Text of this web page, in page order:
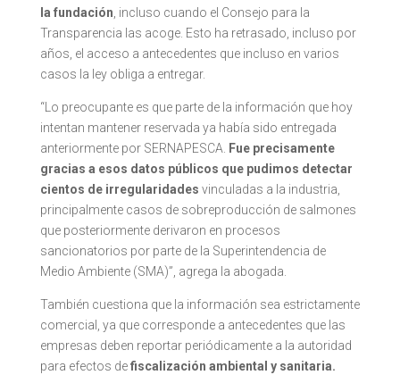
la fundación , incluso cuando el Consejo para la
Transparencia las acoge. Esto ha retrasado, incluso por
años, el acceso a antecedentes que incluso en varios
casos la ley obliga a entregar.
“Lo preocupante es que parte de la información que hoy
intentan mantener reservada ya había sido entregada
anteriormente por SERNAPESCA.
Fue precisamente
gracias a esos datos públicos que pudimos detectar
cientos de irregularidades vinculadas a la industria,
principalmente casos de sobreproducción de salmones
que posteriormente derivaron en procesos
sancionatorios por parte de la Superintendencia de
Medio Ambiente (SMA)”, agrega la abogada.
También cuestiona que la información sea estrictamente
comercial, ya que corresponde a antecedentes que las
empresas deben reportar periódicamente a la autoridad
para efectos defiscalización ambiental y sanitaria.